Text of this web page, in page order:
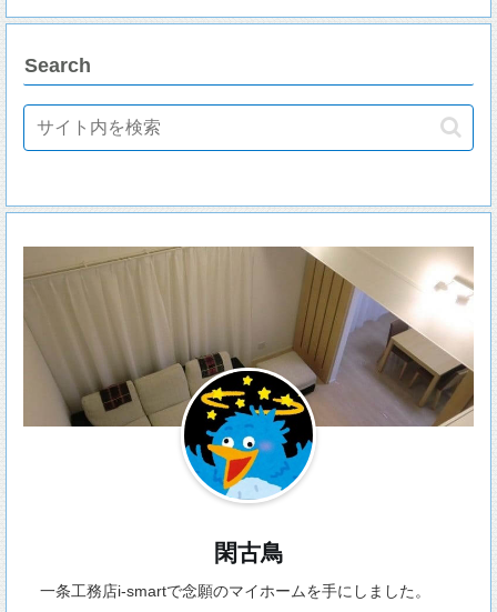
Search
閑古鳥
一条工務店i-smartで念願のマイホームを手にしました。